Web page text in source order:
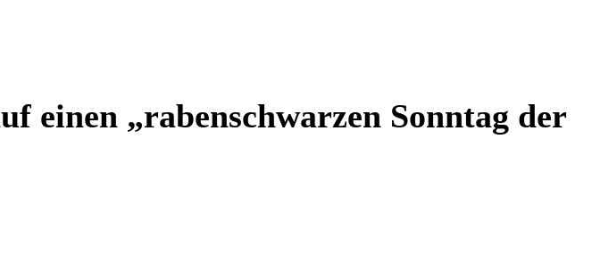
einen „rabenschwarzen Sonntag der